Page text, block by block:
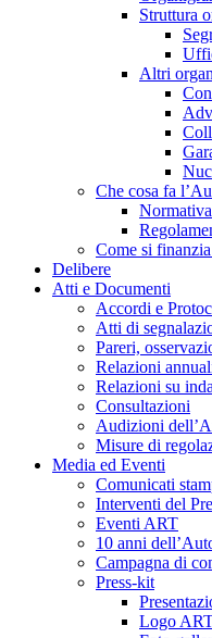
Struttura
Altri
Che cosa fa
Come si
Delibere
Atti e Documenti
Accordi e
Atti di
Pareri,
Relazioni
Relazioni su
Consultazioni
Audizioni
Misure di
Media ed Eventi
Comunicati
Interventi del
Eventi ART
10 anni
Campagna di
Press-kit
Logo